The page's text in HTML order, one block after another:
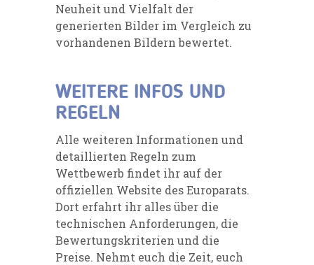
Neuheit und Vielfalt der
generierten Bilder im Vergleich zu
vorhandenen Bildern bewertet.
WEITERE INFOS UND
REGELN
Alle weiteren Informationen und
detaillierten Regeln zum
Wettbewerb findet ihr auf der
offiziellen Website des Europarats.
Dort erfahrt ihr alles über die
technischen Anforderungen, die
Bewertungskriterien und die
Preise. Nehmt euch die Zeit, euch